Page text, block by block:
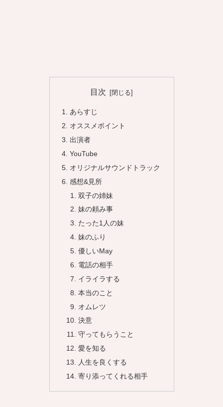
目次
あらすじ
オススメポイント
出演者
YouTube
オリジナルサウンドトラック
感想&見所
双子の姉妹
妹の頼み事
たった1人の妹
妹のふり
優しいMay
電話の相手
イライラする
本当のこと
オムレツ
決意
守ってもらうこと
愛を知る
人生を良くする
寄り添ってくれる相手